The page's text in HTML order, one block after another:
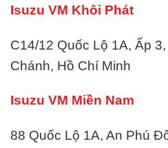
Isuzu VM Khôi Phát
C14/12 Quốc Lộ 1A, Ấp
Chánh, Hồ Chí Minh
Isuzu VM Miền Nam
88 Quốc Lộ 1A, An Phú